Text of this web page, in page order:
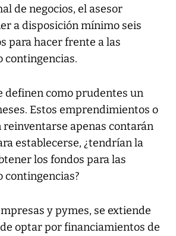
de negocios, el asesor
a disposición mínimo seis
para hacer frente a las
contingencias.
definen como prudentes un
Estos emprendimientos o
reinventarse apenas contarán
establecerse, ¿tendrían la
los fondos para las
contingencias?
y pymes, se extiende
optar por financiamientos de